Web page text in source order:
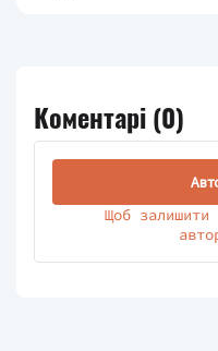
Коментарі (0)
Щоб залишити